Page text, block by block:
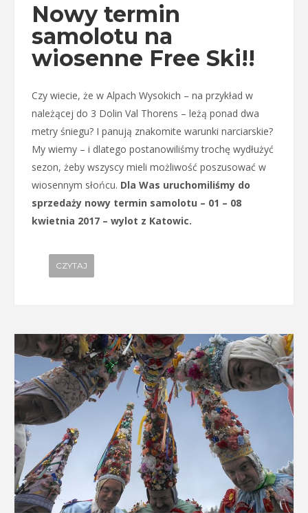
Nowy termin
samolotu na
wiosenne Free Ski!!
Czy wiecie, że w Alpach Wysokich – na przykład w
należącej do 3 Dolin Val Thorens – leżą ponad dwa
metry śniegu? I panują znakomite warunki narciarskie?
My wiemy – i dlatego postanowiliśmy trochę wydłużyć
sezon, żeby wszyscy mieli możliwość poszusować w
wiosennym słońcu. Dla Was uruchomiliśmy do
sprzedaży nowy termin samolotu – 01 – 08
kwietnia 2017 – wylot z Katowic.
CZYTAJ